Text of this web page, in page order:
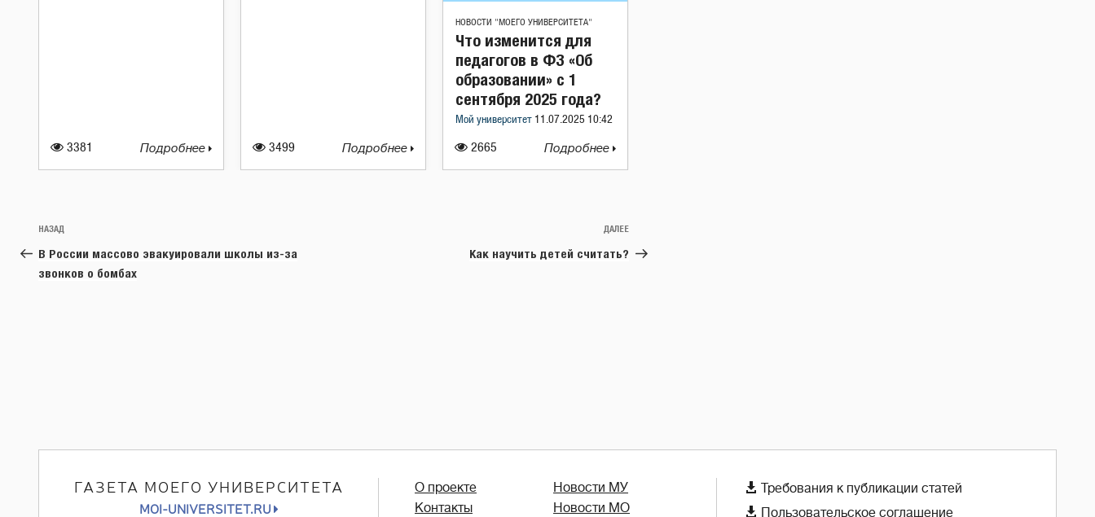
3381 Подробнее 3499 Подробнее
НОВОСТИ "МОЕГО УНИВЕРСИТЕТА"
2665
Что изменится для
педагогов в ФЗ «Об
образовании» с 1
сентября 2025 года?
Мой университет 11.07.2025 10:42
Подробнее
Навигация
по
записям
Предыдущая
запись:
НАЗАД
В России массово эвакуировали школы из-за
звонков о бомбах
Следующая
запись
ДАЛЕЕ
Как научить детей считать?
ГАЗЕТА МОЕГО УНИВЕРСИТЕТА
MOI-UNIVERSITET.RU
О проекте
Контакты
Новости МУ
Новости МО
 Требования к публикации статей
 Пользовательское соглашение